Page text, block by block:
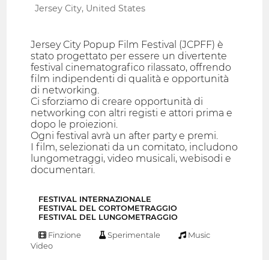
Jersey City, United States
Jersey City Popup Film Festival (JCPFF) è
stato progettato per essere un divertente
festival cinematografico rilassato, offrendo
film indipendenti di qualità e opportunità
di networking.
Ci sforziamo di creare opportunità di
networking con altri registi e attori prima e
dopo le proiezioni.
Ogni festival avrà un after party e premi.
I film, selezionati da un comitato, includono
lungometraggi, video musicali, webisodi e
documentari.
FESTIVAL INTERNAZIONALE
FESTIVAL DEL CORTOMETRAGGIO
FESTIVAL DEL LUNGOMETRAGGIO
Finzione Sperimentale
Music
Video